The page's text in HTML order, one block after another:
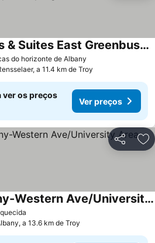
do horizonte de Albany
Holiday Inn Express & Suites East Greenbush(albany-skyline) By Ihg
a 11.4 km de Troy
ver os preços
Ver preços
Partilhar
Hampton Inn Albany-Western Ave/University Area
a 13.6 km de Troy